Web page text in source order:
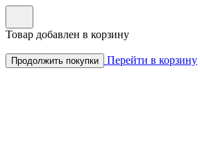
Товар добавлен в корзину
Продолжить покупки Перейти в корзину